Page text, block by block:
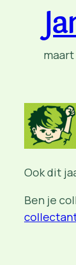
maart
Ook dit
Ben je